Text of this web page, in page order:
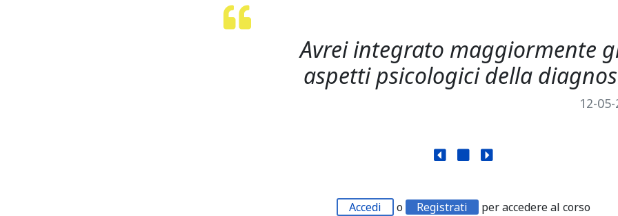
Avrei integrato maggiormente
aspetti psicologici della
12-
Accedi o Registrati per accedere al corso